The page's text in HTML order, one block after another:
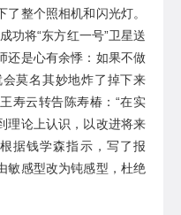
整个照相机和闪光灯。
功将“东方红一号”卫星送
还是心有余悸：如果不做
莫名其妙地炸了掉下来
寿云转告陈寿椿：“在实
理论上认识，以改进将来
据钱学森指示，写了报
敏感型改为钝感型，杜绝